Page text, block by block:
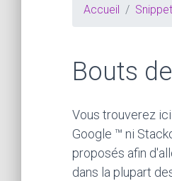
Accueil
Bouts
Vous trouverez ici
Google ™ ni
proposés afin
dans la plupart